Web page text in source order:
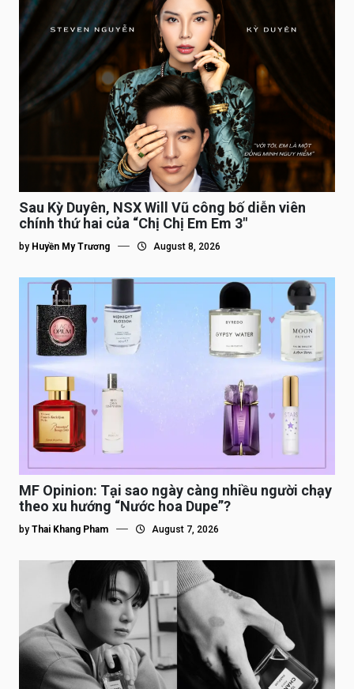
Sau Kỳ Duyên, NSX Will Vũ công bố diễn viên
chính thứ hai của “Chị Chị Em Em 3″
by Huyền My Trương August 8, 2026
MF Opinion: Tại sao ngày càng nhiều người chạy
theo xu hướng “Nước hoa Dupe”?
by Thai Khang Pham August 7, 2026